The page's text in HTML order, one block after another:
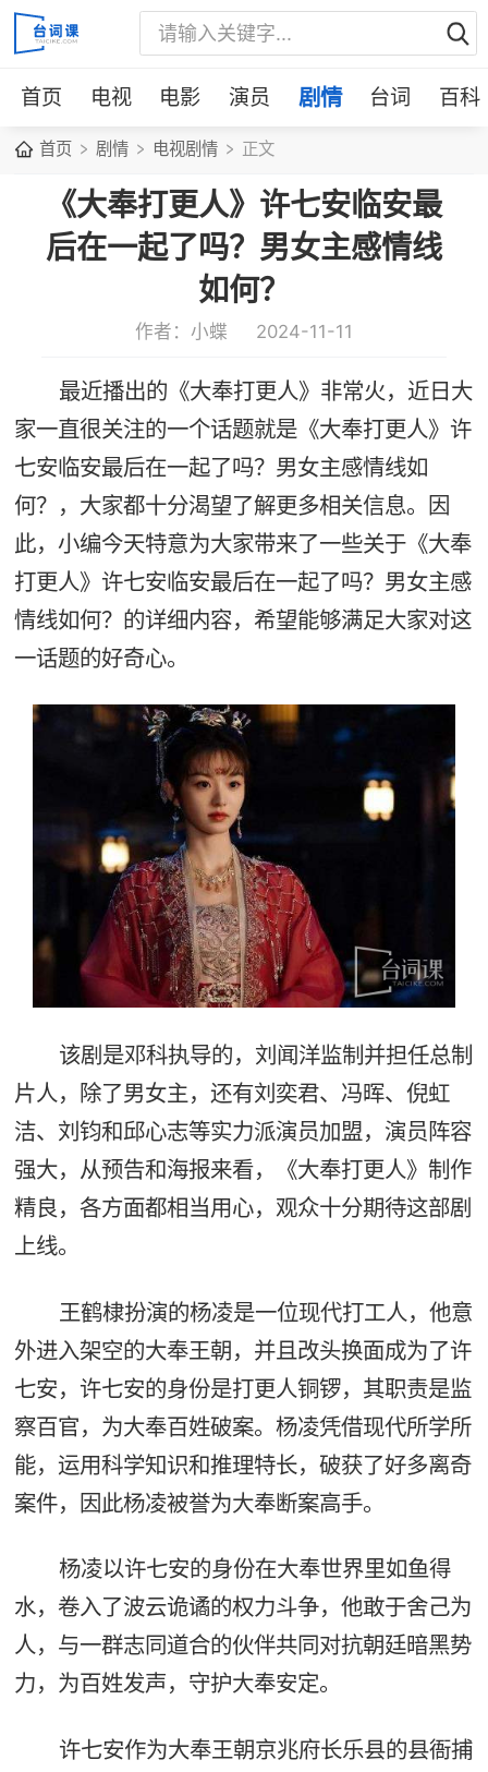
首页 电视 电影 演员 剧情 台词 百科
首页 剧情 电视剧情 正文
《大奉打更人》许七安临安最
后在一起了吗？男女主感情线
如何？
作者：小蝶 2024-11-11
最近播出的《大奉打更人》非常火，近日大
家一直很关注的一个话题就是《大奉打更人》许
七安临安最后在一起了吗？男女主感情线如
何？，大家都十分渴望了解更多相关信息。因
此，小编今天特意为大家带来了一些关于《大奉
打更人》许七安临安最后在一起了吗？男女主感
情线如何？的详细内容，希望能够满足大家对这
一话题的好奇心。
该剧是邓科执导的，刘闻洋监制并担任总制
片人，除了男女主，还有刘奕君、冯晖、倪虹
洁、刘钧和邱心志等实力派演员加盟，演员阵容
强大，从预告和海报来看，《大奉打更人》制作
精良，各方面都相当用心，观众十分期待这部剧
上线。
王鹤棣扮演的杨凌是一位现代打工人，他意
外进入架空的大奉王朝，并且改头换面成为了许
七安，许七安的身份是打更人铜锣，其职责是监
察百官，为大奉百姓破案。杨凌凭借现代所学所
能，运用科学知识和推理特长，破获了好多离奇
案件，因此杨凌被誉为大奉断案高手。
杨凌以许七安的身份在大奉世界里如鱼得
水，卷入了波云诡谲的权力斗争，他敢于舍己为
人，与一群志同道合的伙伴共同对抗朝廷暗黑势
力，为百姓发声，守护大奉安定。
许七安作为大奉王朝京兆府长乐县的县衙捕